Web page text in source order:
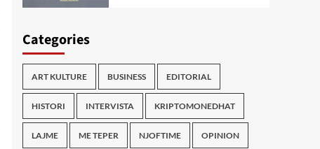
Categories
ART KULTURE BUSINESS EDITORIAL
HISTORI INTERVISTA KRIPTOMONEDHAT
LAJME ME TEPER NJOFTIME OPINION